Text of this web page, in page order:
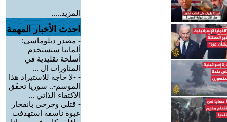
المزيد.....
احدث الأخبار المهمة
- مصدر دبلوماسي:
ألمانيا ستستخدم
أسلحة تقليدية في
المناورات ال ...
- -لا حاجة للاستيراد هذا
الموسم-.. سوريا تحقّق
الاكتفاء الذاتي ...
- قتلى وجرحى بانفجار
عبوة ناسفة استهدفت